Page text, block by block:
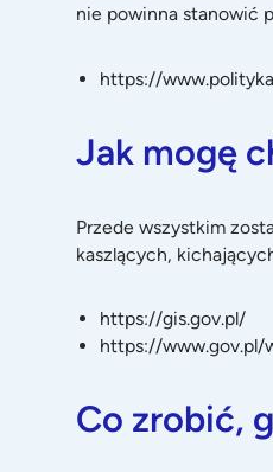
nie powinna stanowić
https://
Jak mogę
Przede wszystkim
kaszlących,
https://gis.gov.pl/
https://www.gov.pl/
Co zrobić,